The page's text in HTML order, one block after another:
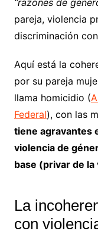
“razones de
pareja, violencia
discriminación
Aquí está la
por su pareja
llama homicidio (
Federal), con las
tiene agravantes
violencia de
base (privar de la
La
con